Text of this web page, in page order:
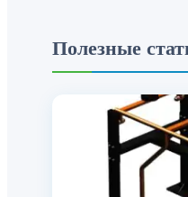
Полезные